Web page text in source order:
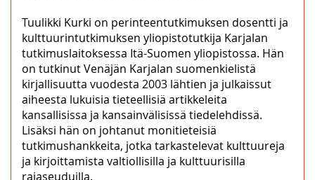
Tuulikki Kurki on perinteentutkimuksen dosentti ja
kulttuurintutkimuksen yliopistotutkija Karjalan
tutkimuslaitoksessa Itä-Suomen yliopistossa. Hän
on tutkinut Venäjän Karjalan suomenkielistä
kirjallisuutta vuodesta 2003 lähtien ja julkaissut
aiheesta lukuisia tieteellisiä artikkeleita
kansallisissa ja kansainvälisissä tiedelehdissä.
Lisäksi hän on johtanut monitieteisiä
tutkimushankkeita, jotka tarkastelevat kulttuureja
ja kirjoittamista valtiollisilla ja kulttuurisilla
rajaseuduilla.